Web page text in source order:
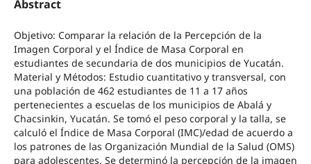
Abstract
Objetivo: Comparar la relación de la Percepción de la
Imagen Corporal y el Índice de Masa Corporal en
estudiantes de secundaria de dos municipios de Yucatán.
Material y Métodos: Estudio cuantitativo y transversal, con
una población de 462 estudiantes de 11 a 17 años
pertenecientes a escuelas de los municipios de Abalá y
Chacsinkin, Yucatán. Se tomó el peso corporal y la talla, se
calculó el Índice de Masa Corporal (IMC)/edad de acuerdo a
los patrones de las Organización Mundial de la Salud (OMS)
para adolescentes. Se determinó la percepción de la imagen